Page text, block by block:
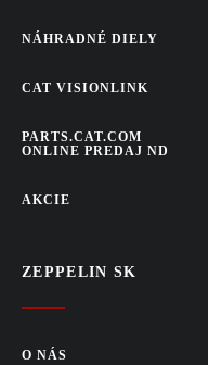
NÁHRADNÉ DIELY
CAT VISIONLINK
PARTS.CAT.COM
ONLINE PREDAJ ND
AKCIE
ZEPPELIN SK
O NÁS